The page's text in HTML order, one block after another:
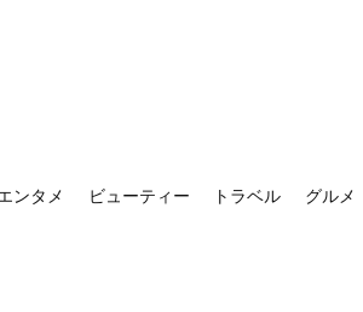
ンタメ ビューティー トラベル グルメ